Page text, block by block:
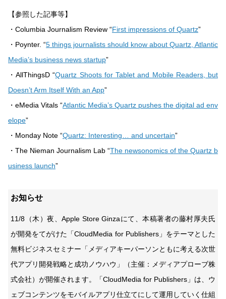
【参照した記事等】
・Columbia Journalism Review “First impressions of Quartz”
・Poynter. “5 things journalists should know about Quartz, Atlantic
Media’s business news startup”
・AllThingsD “Quartz Shoots for Tablet and Mobile Readers, but
Doesn’t Arm Itself With an App”
・eMedia Vitals “Atlantic Media’s Quartz pushes the digital ad env
elope”
・Monday Note “Quartz: Interesting… and uncertain”
・The Nieman Journalism Lab “The newsonomics of the Quartz b
usiness launch”
お知らせ
11/8（木）夜、Apple Store Ginzaにて、本稿著者の藤村厚夫氏
が開発をてがけた「CloudMedia for Publishers」をテーマとした
無料ビジネスセミナー「メディアキーパーソンともに考える次世
代アプリ開発戦略と成功ノウハウ」（主催：メディアプローブ株
式会社）が開催されます。「CloudMedia for Publishers」は、ウ
ェブコンテンツをモバイルアプリ仕立てにして運用していく仕組